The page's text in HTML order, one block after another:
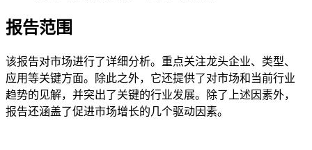
报告范围
该报告对市场进行了详细分析。重点关注龙头企业、类型、
应用等关键方面。除此之外，它还提供了对市场和当前行业
趋势的见解，并突出了关键的行业发展。除了上述因素外，
报告还涵盖了促进市场增长的几个驱动因素。